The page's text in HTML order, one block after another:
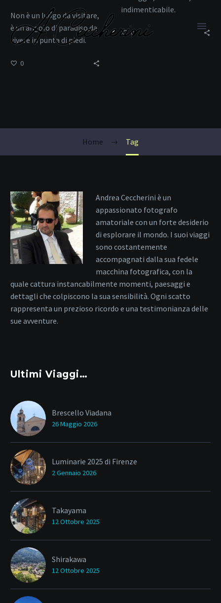
Home Tag
Non è un luogo da visitare,
è un angolo di paradiso da
vivere in punta di piedi.
0
indimenticabile.
0
Andrea Ceccherini è un
appassionato fotografo
amatoriale con un forte desiderio
di esplorare il mondo. I suoi viaggi
sono costantemente
accompagnati dalla sua fedele
macchina fotografica, con la
quale cattura instancabilmente momenti, paesaggi e
dettagli che colpiscono la sua sensibilità. Ogni scatto
rappresenta un prezioso ricordo e una testimonianza delle
sue avventure.
Ultimi Viaggi…
Brescello Viadana
26 Maggio 2026
Luminarie 2025 di Firenze
2 Gennaio 2026
Takayama
12 Ottobre 2025
Shirakawa
12 Ottobre 2025